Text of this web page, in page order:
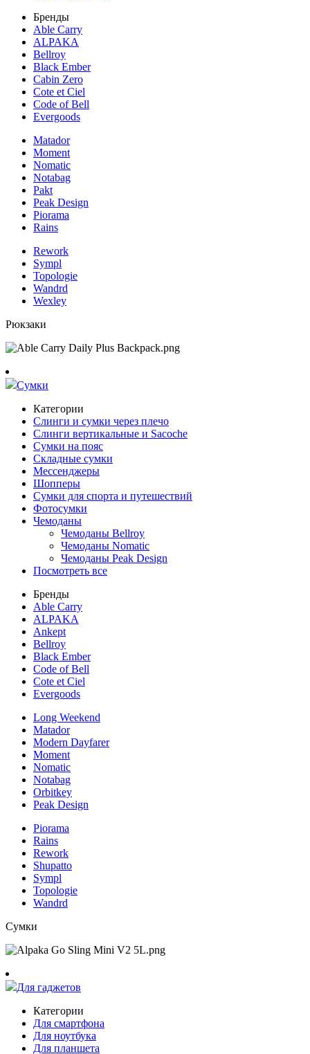
Бренды
Able Carry
ALPAKA
Bellroy
Black Ember
Cabin Zero
Cote et Ciel
Code of Bell
Evergoods
Matador
Moment
Nomatic
Notabag
Pakt
Peak Design
Piorama
Rains
Rework
Sympl
Topologie
Wandrd
Wexley
Рюкзаки
Сумки
Категории
Слинги и сумки через плечо
Слинги вертикальные и Sacoche
Сумки на пояс
Складные сумки
Мессенджеры
Шопперы
Сумки для спорта и путешествий
Фотосумки
Чемоданы
Чемоданы Bellroy
Чемоданы Nomatic
Чемоданы Peak Design
Посмотреть все
Бренды
Able Carry
ALPAKA
Ankept
Bellroy
Black Ember
Code of Bell
Cote et Ciel
Evergoods
Long Weekend
Matador
Modern Dayfarer
Moment
Nomatic
Notabag
Orbitkey
Peak Design
Piorama
Rains
Rework
Shupatto
Sympl
Topologie
Wandrd
Сумки
Для гаджетов
Категории
Для смартфона
Для ноутбука
Для планшета